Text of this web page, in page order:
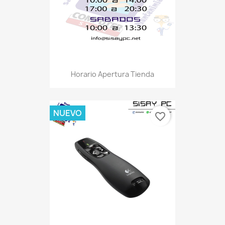
Horario Apertura Tienda
NUEVO favorite_border